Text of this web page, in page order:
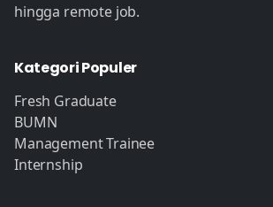
hingga remote job.
Kategori Populer
Fresh Graduate
BUMN
Management Trainee
Internship